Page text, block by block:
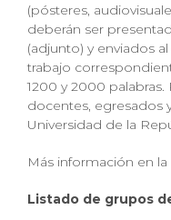
(pósteres,
deberán ser
(adjunto) y enviados
trabajo
1200 y 2000
docentes, egresados
Universidad de la
Más información en la
Listado de grupos